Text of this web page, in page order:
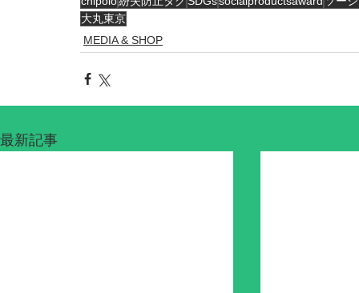
大丸東京
MEDIA & SHOP
最新記事